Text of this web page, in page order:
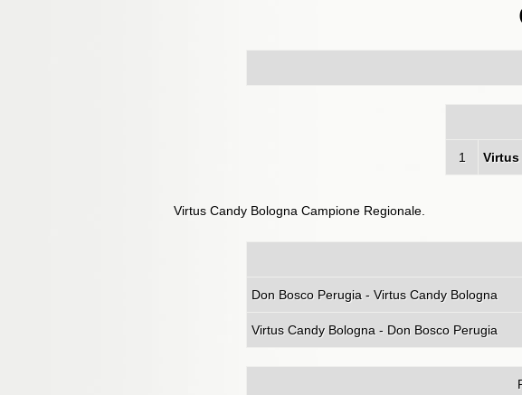
1 Virtus
Virtus Candy Bologna Campione Regionale.
Don Bosco
Virtus Candy Bologna - Don Bosco Perugia